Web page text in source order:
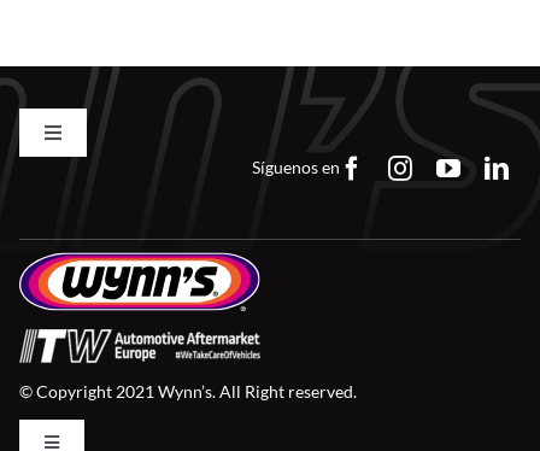
Toggle
FAQs
Trabaja con Nosotros
Descargas
Síguenos en
© Copyright 2021 Wynn’s. All Right reserved.